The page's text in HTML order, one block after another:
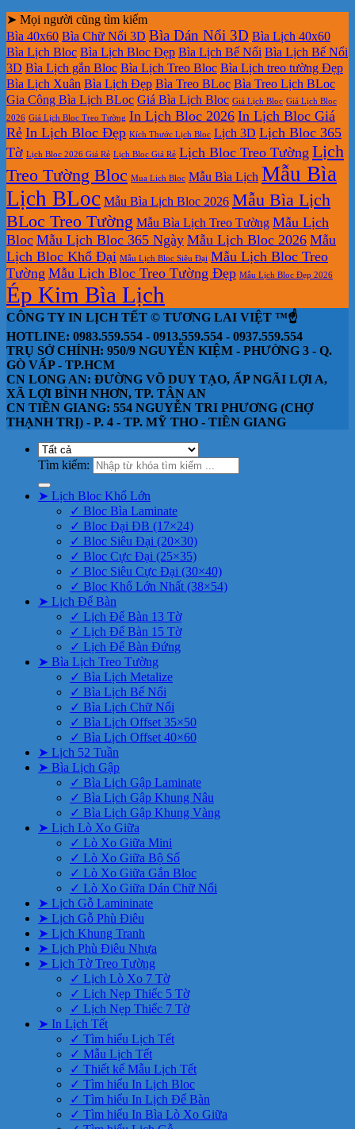
➤ Mọi người cũng tìm kiếm
Bìa 40x60 Bìa Chữ Nổi 3D Bìa Dán Nổi 3D Bìa Lịch 40x60
Bìa Lịch Bloc Bìa Lịch Bloc Đẹp Bìa Lịch Bế Nổi Bìa Lịch Bế Nổi
3D Bìa Lịch gắn Bloc Bìa Lịch Treo Bloc Bìa Lịch treo tường Đẹp
Bìa Lịch Xuân Bìa Lịch Đẹp Bìa Treo BLoc Bìa Treo Lịch BLoc
Gia Công Bìa Lịch BLoc Giá Bìa Lịch Bloc Giá Lịch Bloc Giá Lịch Bloc
2026 Giá Lịch Bloc Treo Tường In Lịch Bloc 2026 In Lịch Bloc Giá
Rẻ In Lịch Bloc Đẹp Kích Thước Lịch Bloc Lịch 3D Lịch Bloc 365
Tờ Lịch Bloc 2026 Giá Rẻ Lịch Bloc Giá Rẻ Lịch Bloc Treo Tường Lịch
Treo Tường Bloc Mua Lich Bloc Mẫu Bìa Lịch Mẫu Bìa
Lịch BLoc Mẫu Bìa Lịch Bloc 2026 Mẫu Bìa Lịch
BLoc Treo Tường Mẫu Bìa Lịch Treo Tường Mẫu Lịch
Bloc Mẫu Lịch Bloc 365 Ngày Mẫu Lịch Bloc 2026 Mẫu
Lịch Bloc Khổ Đại Mẫu Lịch Bloc Siêu Đại Mẫu Lịch Bloc Treo
Tường Mẫu Lịch Bloc Treo Tường Đẹp Mẫu Lịch Bloc Đẹp 2026
Ép Kim Bìa Lịch
CÔNG TY IN LỊCH TẾT © TƯƠNG LAI VIỆT ™☝️
HOTLINE: 0983.559.554 - 0913.559.554 - 0937.559.554
TRỤ SỞ CHÍNH: 950/9 NGUYỄN KIỆM - PHƯỜNG 3 - Q.
GÒ VẤP - TP.HCM
CN LONG AN: ĐƯỜNG VÕ DUY TẠO, ẤP NGÃI LỢI A,
XÃ LỢI BÌNH NHƠN, TP. TÂN AN
CN TIỀN GIANG: 554 NGUYỄN TRI PHƯƠNG (CHỢ
THẠNH TRỊ) - P. 4 - TP. MỸ THO - TIỀN GIANG
Tìm kiếm:
➤ Lịch Bloc Khổ Lớn
✓ Bloc Bìa Laminate
✓ Bloc Đại ĐB (17×24)
✓ Bloc Siêu Đại (20×30)
✓ Bloc Cực Đại (25×35)
✓ Bloc Siêu Cực Đại (30×40)
✓ Bloc Khổ Lớn Nhất (38×54)
➤ Lịch Để Bàn
✓ Lịch Để Bàn 13 Tờ
✓ Lịch Để Bàn 15 Tờ
✓ Lịch Để Bàn Đứng
➤ Bìa Lịch Treo Tường
✓ Bìa Lịch Metalize
✓ Bìa Lịch Bế Nổi
✓ Bìa Lịch Chữ Nổi
✓ Bìa Lịch Offset 35×50
✓ Bìa Lịch Offset 40×60
➤ Lịch 52 Tuần
➤ Bìa Lịch Gập
✓ Bìa Lịch Gập Laminate
✓ Bìa Lịch Gập Khung Nâu
✓ Bìa Lịch Gập Khung Vàng
➤ Lịch Lò Xo Giữa
✓ Lò Xo Giữa Mini
✓ Lò Xo Giữa Bộ Số
✓ Lò Xo Giữa Gắn Bloc
✓ Lò Xo Giữa Dán Chữ Nổi
➤ Lịch Gỗ Lamininate
➤ Lịch Gỗ Phù Điêu
➤ Lịch Khung Tranh
➤ Lịch Phù Điêu Nhựa
➤ Lịch Tờ Treo Tường
✓ Lịch Lò Xo 7 Tờ
✓ Lịch Nẹp Thiếc 5 Tờ
✓ Lịch Nẹp Thiếc 7 Tờ
➤ In Lịch Tết
✓ Tìm hiểu Lịch Tết
✓ Mẫu Lịch Tết
✓ Thiết kế Mẫu Lịch Tết
✓ Tìm hiểu In Lịch Bloc
✓ Tìm hiểu In Lịch Để Bàn
✓ Tìm hiểu In Bìa Lò Xo Giữa